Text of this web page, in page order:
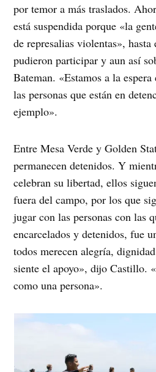
por temor a más traslados.
está suspendida porque «la
de represalias violentas»,
pudieron participar y aun así
Bateman. «Estamos a la
las personas que están en
ejemplo».
Entre Mesa Verde y Golden
permanecen detenidos. Y
celebran su libertad, ellos
fuera del campo, por los que
jugar con las personas con las
encarcelados y detenidos, fue
todos merecen alegría,
siente el apoyo», dijo Castillo.
como una persona».